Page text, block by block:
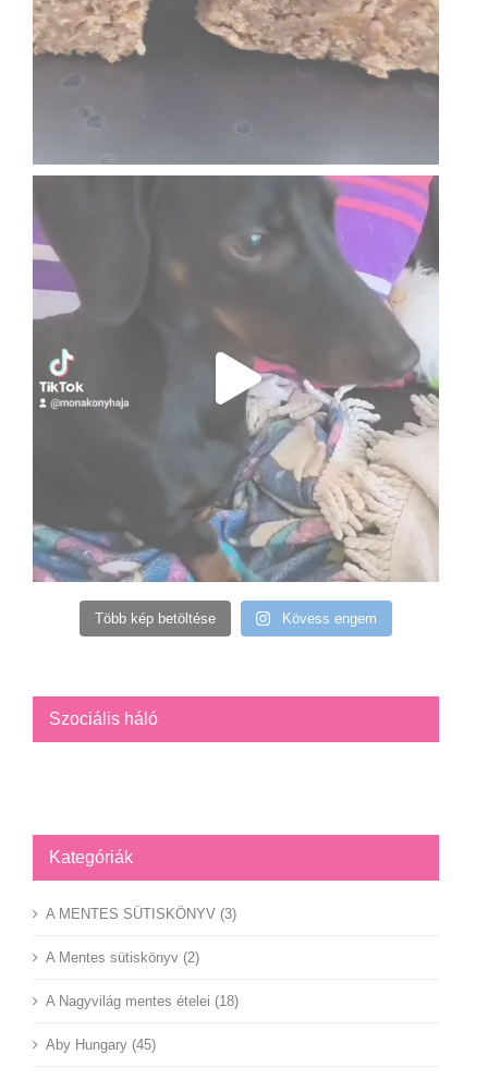
Több kép betöltése Kövess engem
Szociális háló
Kategóriák
A MENTES SÜTISKÖNYV (3)
A Mentes sütiskönyv (2)
A Nagyvilág mentes ételei (18)
Aby Hungary (45)